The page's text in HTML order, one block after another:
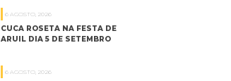
6 AGOSTO, 2026
CUCA ROSETA NA FESTA DE
ARUIL DIA 5 DE SETEMBRO
6 AGOSTO, 2026